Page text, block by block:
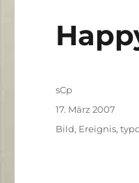
Autor
sCp
Veröffentlicht
am
17. März 2007
Kategorien
Bild, Ereignis,